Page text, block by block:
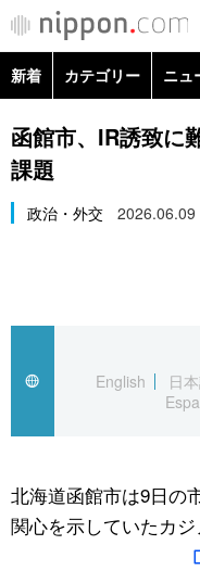
カテゴリー
経済・ビジネス
国際
文化
トップ
アーカイブ
In-depth
Japan Data
動画/Live
新着 カテゴリー ニュ
政治・外交
経済・ビジネス
スポーツ・東京2020
函館市、IR誘致
課題
政治・外交
English
日
北海道函館市は9日の
関心を示していたカ